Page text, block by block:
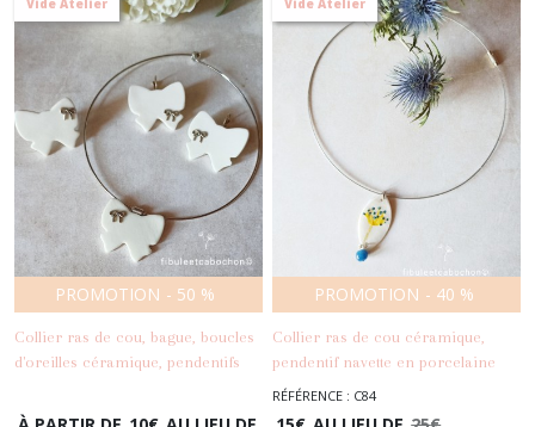
Vide Atelier
PROMOTION - 50 %
Collier ras de cou, bague, boucles
d'oreilles céramique, pendentifs
-Colliers
Vide Atelier
PROMOTION - 40 %
Collier ras de cou céramique,
pendentif navette en porcelaine
décor fleur jaune et bleue
RÉFÉRENCE : C84